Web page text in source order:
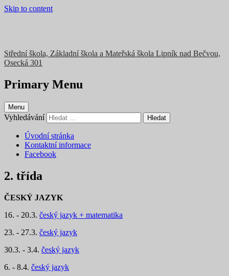
Skip to content
Střední škola, Základní škola a Mateřská škola Lipník nad Bečvou,
Osecká 301
Primary Menu
Menu
Vyhledávání
Úvodní stránka
Kontaktní informace
Facebook
2. třída
ČESKÝ JAZYK
16. - 20.3. český jazyk + matematika
23. - 27.3. český jazyk
30.3. - 3.4. český jazyk
6. - 8.4. český jazyk